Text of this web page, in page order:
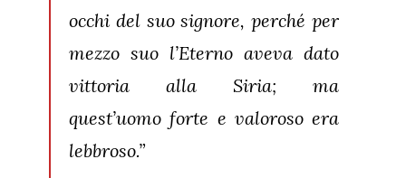
occhi del suo signore, perché per
mezzo suo l’Eterno aveva dato
vittoria alla Siria; ma
quest’uomo forte e valoroso era
lebbroso.”